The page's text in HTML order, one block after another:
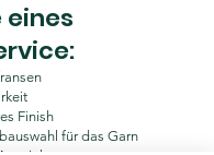
Finish
für das Garn